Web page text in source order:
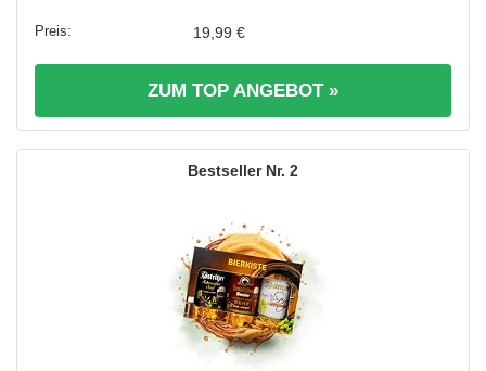
19,99 €
ZUM TOP ANGEBOT »
2